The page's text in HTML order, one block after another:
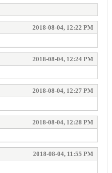
2018-08-04, 12:22 PM
2018-08-04, 12:24 PM
2018-08-04, 12:27 PM
2018-08-04, 12:28 PM
2018-08-04, 11:55 PM